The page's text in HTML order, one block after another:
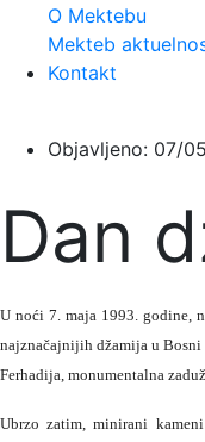
O Mektebu
Mekteb
Kontakt
Objavljeno: 07/
Dan
U noći 7. maja 1993. godine,
najznačajnijih džamija u
Ferhadija, monumentalna
Ubrzo zatim, minirani